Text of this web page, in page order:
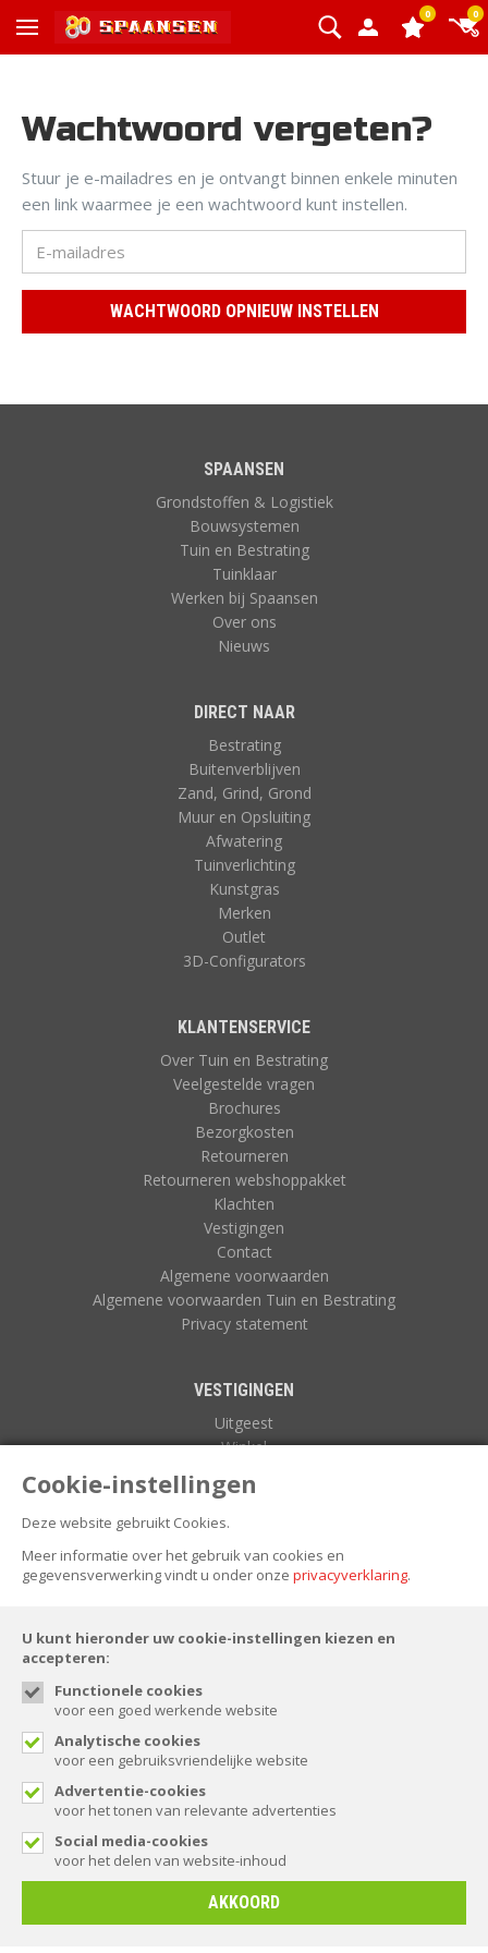
Cookie-instellingen
Deze website gebruikt Cookies.
Meer informatie over het gebruik van cookies en
gegevensverwerking vindt u onder onze privacyverklaring.
U kunt hieronder uw cookie-instellingen kiezen en
accepteren:
Functionele cookies
voor een goed werkende website
Analytische cookies
voor een gebruiksvriendelijke website
Advertentie-cookies
voor het tonen van relevante advertenties
Social media-cookies
voor het delen van website-inhoud
AKKOORD
0 0
Wachtwoord vergeten?
Stuur je e-mailadres en je ontvangt binnen enkele minuten
een link waarmee je een wachtwoord kunt instellen.
SPAANSEN
Grondstoffen & Logistiek
Bouwsystemen
Tuin en Bestrating
Tuinklaar
Werken bij Spaansen
Over ons
Nieuws
DIRECT NAAR
Bestrating
Buitenverblijven
Zand, Grind, Grond
Muur en Opsluiting
Afwatering
Tuinverlichting
Kunstgras
Merken
Outlet
3D-Configurators
KLANTENSERVICE
Over Tuin en Bestrating
Veelgestelde vragen
Brochures
Bezorgkosten
Retourneren
Retourneren webshoppakket
Klachten
Vestigingen
Contact
Algemene voorwaarden
Algemene voorwaarden Tuin en Bestrating
Privacy statement
VESTIGINGEN
Uitgeest
Winkel
FOLLOW US
© Spaansen 2026. All rights reserved.